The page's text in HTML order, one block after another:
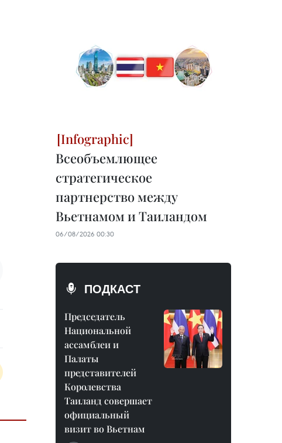
Всеобъемлющее
стратегическое
партнерство между
Вьетнамом и Таиландом
06/08/2026 00:30
ПОДКАСТ
Председатель
Национальной
ассамблеи и
Палаты
представителей
Королевства
Таиланд совершает
официальный
визит во Вьетнам